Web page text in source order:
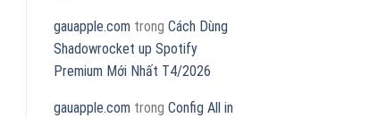
gauapple.com trong Cách Dùng
Shadowrocket up Spotify
Premium Mới Nhất T4/2026
gauapple.com trong Config All in